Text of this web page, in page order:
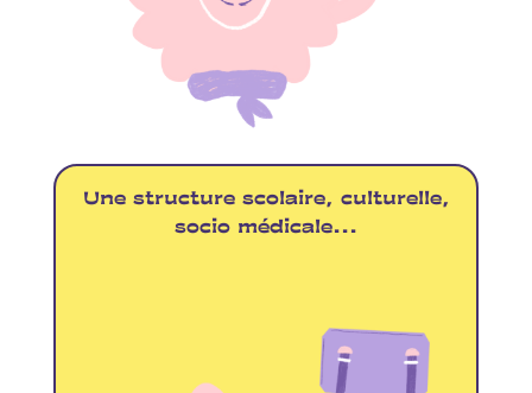
Une structure scolaire, culturelle,
socio médicale...